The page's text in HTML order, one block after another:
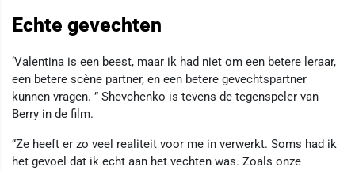
Echte gevechten
‘Valentina is een beest, maar ik had niet om een ​​betere leraar,
een betere scène partner, en een betere gevechtspartner
kunnen vragen. ” Shevchenko is tevens de tegenspeler van
Berry in de film.
“Ze heeft er zo veel realiteit voor me in verwerkt. Soms had ik
het gevoel dat ik echt aan het vechten was. Zoals onze